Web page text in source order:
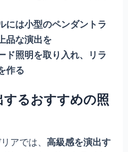
には小型のペンダントラ
品な演出を
ド照明を取り入れ、リラ
作る
するおすすめの照
アでは、 高級感を演出す